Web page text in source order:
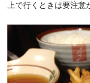
上で行くときは要注意